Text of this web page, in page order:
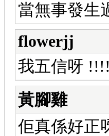
當無事發生
flowerjj
我五信呀
黃腳雞
佢真係好正